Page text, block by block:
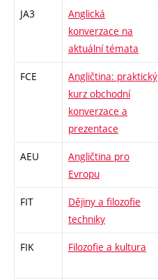
JA3
Anglická
konverzace na
aktuální témata
FCE
Angličtina: praktický
kurz obchodní
konverzace a
prezentace
AEU
Angličtina pro
Evropu
FIT
Dějiny a filozofie
techniky
FIK Filozofie a kultura